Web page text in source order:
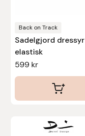
Back on Track
Sadelgjord dressyr
elastisk
599kr
Suedwind
Tear-Aid